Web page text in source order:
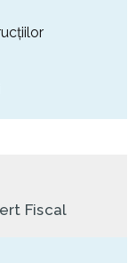
Fiscal